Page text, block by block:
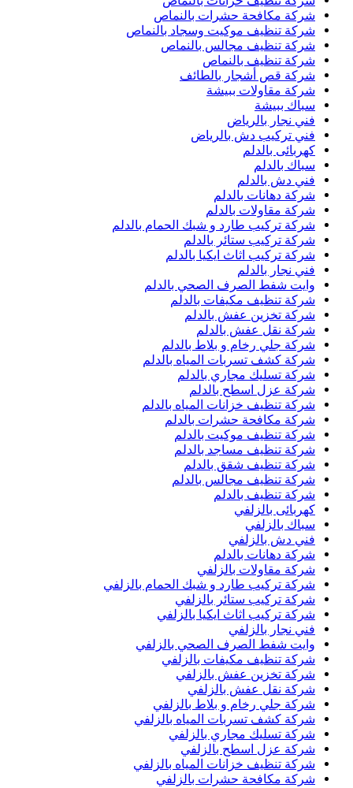
شركة مكافحة حشرات بالنماص
شركة تنظيف موكيت وسجاد بالنماص
شركة تنظيف مجالس بالنماص
شركة تنظيف بالنماص
شركة قص أشجار بالطائف
شركة مقاولات ببيشة
سباك ببيشة
فني نجار بالرياض
فني تركيب دش بالرياض
كهربائى بالدلم
سباك بالدلم
فني دش بالدلم
شركة دهانات بالدلم
شركة مقاولات بالدلم
شركة تركيب طارد و شبك الحمام بالدلم
شركة تركيب ستائر بالدلم
شركة تركيب اثاث ايكيا بالدلم
فني نجار بالدلم
وايت شفط الصرف الصحي بالدلم
شركة تنظيف مكيفات بالدلم
شركة تخزين عفش بالدلم
شركة نقل عفش بالدلم
شركة جلي رخام و بلاط بالدلم
شركة كشف تسربات المياه بالدلم
شركة تسليك مجاري بالدلم
شركة عزل اسطح بالدلم
شركة تنظيف خزانات المياه بالدلم
شركة مكافحة حشرات بالدلم
شركة تنظيف موكيت بالدلم
شركة تنظيف مساجد بالدلم
شركة تنظيف شقق بالدلم
شركة تنظيف مجالس بالدلم
شركة تنظيف بالدلم
كهربائى بالزلفي
سباك بالزلفي
فني دش بالزلفي
شركة دهانات بالدلم
شركة مقاولات بالزلفي
شركة تركيب طارد و شبك الحمام بالزلفي
شركة تركيب ستائر بالزلفي
شركة تركيب اثاث ايكيا بالزلفي
فني نجار بالزلفي
وايت شفط الصرف الصحي بالزلفي
شركة تنظيف مكيفات بالزلفي
شركة تخزين عفش بالزلفي
شركة نقل عفش بالزلفي
شركة جلي رخام و بلاط بالزلفي
شركة كشف تسربات المياه بالزلفي
شركة تسليك مجاري بالزلفي
شركة عزل اسطح بالزلفي
شركة تنظيف خزانات المياه بالزلفي
شركة مكافحة حشرات بالزلفي